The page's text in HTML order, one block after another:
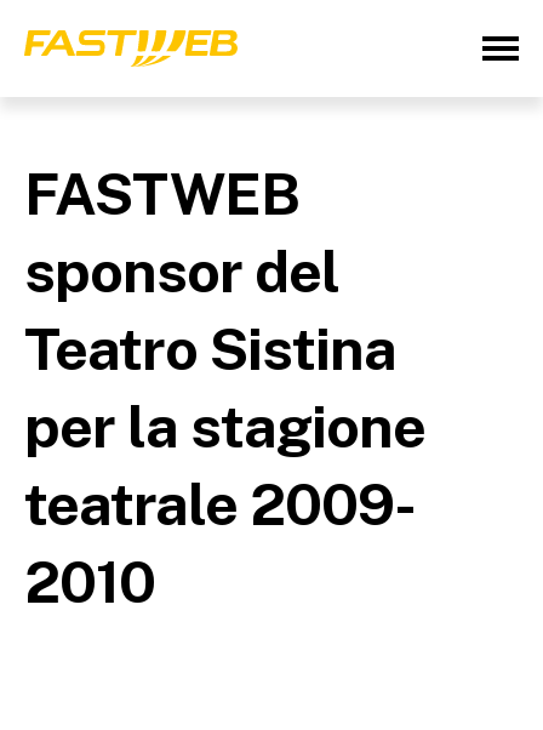
FASTWEB
sponsor del
Teatro Sistina
per la stagione
teatrale 2009-
2010